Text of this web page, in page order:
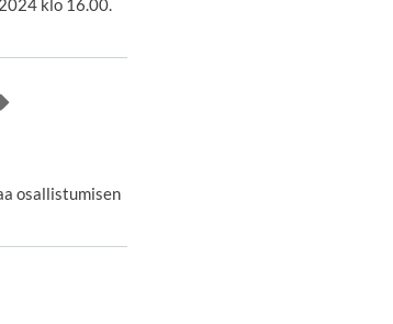
klo 16.00.
osallistumisen